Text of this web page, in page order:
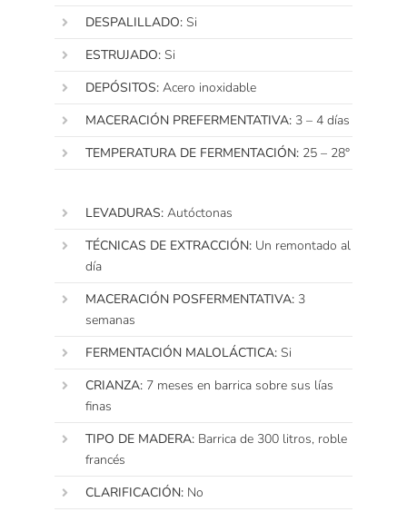
DESPALILLADO: Si
ESTRUJADO: Si
DEPÓSITOS: Acero inoxidable
MACERACIÓN PREFERMENTATIVA: 3 – 4 días
TEMPERATURA DE FERMENTACIÓN: 25 – 28°
LEVADURAS: Autóctonas
TÉCNICAS DE EXTRACCIÓN: Un remontado al
día
MACERACIÓN POSFERMENTATIVA: 3
semanas
FERMENTACIÓN MALOLÁCTICA: Si
CRIANZA: 7 meses en barrica sobre sus lías
finas
TIPO DE MADERA: Barrica de 300 litros, roble
francés
CLARIFICACIÓN: No